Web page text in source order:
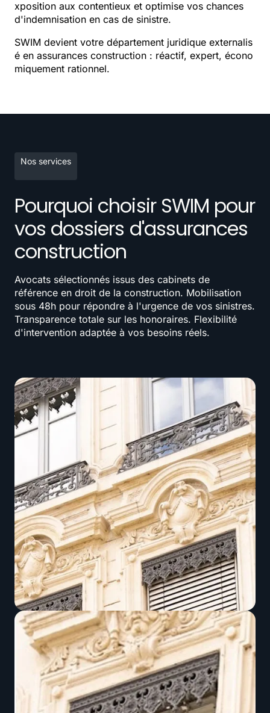
xposition aux contentieux et optimise vos chances
d'indemnisation en cas de sinistre.
SWIM devient votre département juridique externalis
é en assurances construction : réactif, expert, écono
miquement rationnel.
Nos services
Pourquoi choisir SWIM pour
vos dossiers d'assurances
construction
Avocats sélectionnés issus des cabinets de
référence en droit de la construction. Mobilisation
sous 48h pour répondre à l'urgence de vos sinistres.
Transparence totale sur les honoraires. Flexibilité
d'intervention adaptée à vos besoins réels.